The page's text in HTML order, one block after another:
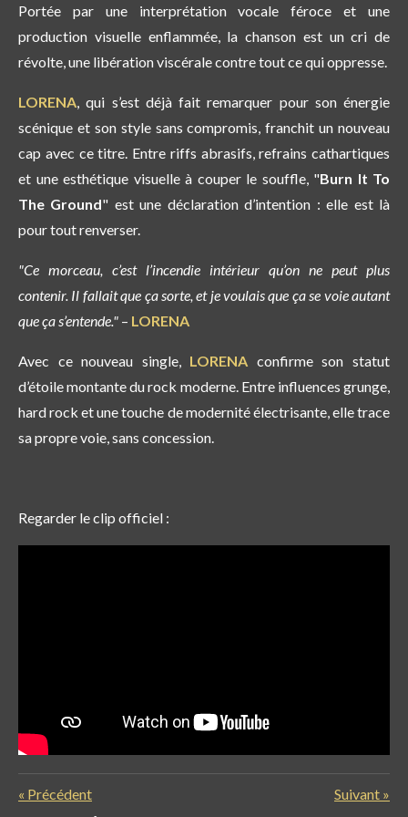
Portée par une interprétation vocale féroce et une
production visuelle enflammée, la chanson est un cri de
révolte, une libération viscérale contre tout ce qui oppresse.
LORENA, qui s’est déjà fait remarquer pour son énergie
scénique et son style sans compromis, franchit un nouveau
cap avec ce titre. Entre riffs abrasifs, refrains cathartiques
et une esthétique visuelle à couper le souffle, "Burn It To
The Ground" est une déclaration d’intention : elle est là
pour tout renverser.
"Ce morceau, c’est l’incendie intérieur qu’on ne peut plus
contenir. Il fallait que ça sorte, et je voulais que ça se voie autant
que ça s’entende." – LORENA
Avec ce nouveau single, LORENA confirme son statut
d’étoile montante du rock moderne. Entre influences grunge,
hard rock et une touche de modernité électrisante, elle trace
sa propre voie, sans concession.
Regarder le clip officiel :
« Précédent Suivant »